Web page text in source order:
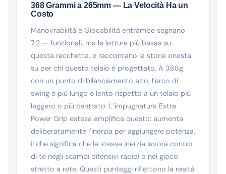
368 Grammi a 265mm — La Velocità Ha un
Costo
Manovrabilità e Giocabilità entrambe segnano
7.2 — funzionali, ma le letture più basse su
questa racchetta, e raccontano la storia onesta
su per chi questo telaio è progettato. A 368g
con un punto di bilanciamento alto, l’arco di
swing è più lungo e lento rispetto a un telaio più
leggero o più centrato. L’impugnatura Extra
Power Grip estesa amplifica questo: aumenta
deliberatamente l’inerzia per aggiungere potenza,
il che significa che la stessa inerzia lavora contro
di te negli scambi difensivi rapidi o nel gioco
stretto a rete. Questi punteggi riflettono la realtà